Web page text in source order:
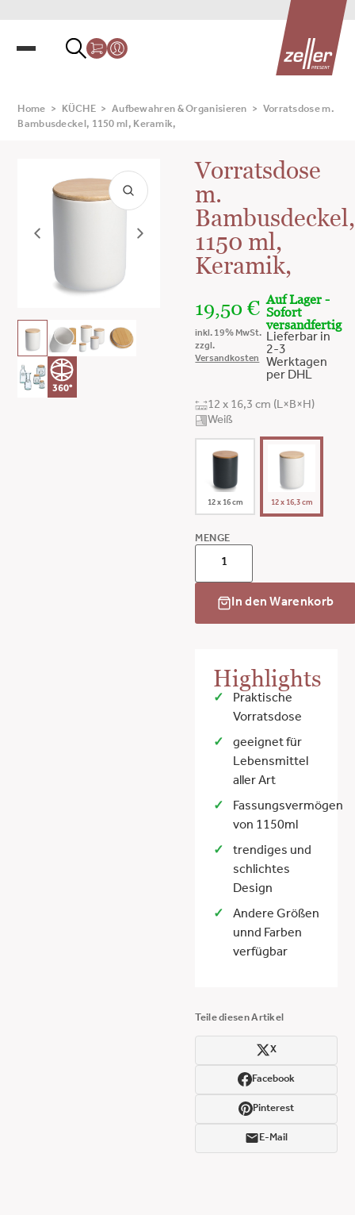
Home > KÜCHE > Aufbewahren & Organisieren >
Vorratsdose m.
Bambusdeckel, 1150 ml, Keramik,
360°
Vorratsdose
m.
Bambusdeckel,
1150 ml,
Keramik,
19,50€
inkl. 19% MwSt.
zzgl.
Versandkosten
Auf Lager -
Sofort
versandfertig
Lieferbar in
2-3
Werktagen
per DHL
12 x 16,3 cm (L×B×H)
Weiß
12 x 16 cm 12 x 16,3 cm
MENGE
In den Warenkorb
Highlights
Praktische
Vorratsdose
geeignet für
Lebensmittel
aller Art
Fassungsvermögen
von 1150ml
trendiges und
schlichtes
Design
Andere Größen
unnd Farben
verfügbar
Teile diesen Artikel
X
Facebook
Pinterest
E-Mail